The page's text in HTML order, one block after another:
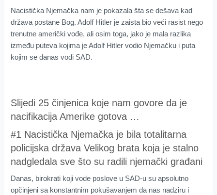
Nacistička Njemačka nam je pokazala šta se dešava kad
država postane Bog. Adolf Hitler je zaista bio veći rasist nego
trenutne američki vođe, ali osim toga, jako je mala razlika
između puteva kojima je Adolf Hitler vodio Njemačku i puta
kojim se danas vodi SAD.
Slijedi 25 činjenica koje nam govore da je
nacifikacija Amerike gotova …
#1 Nacistička Njemačka je bila totalitarna
policijska država Velikog brata koja je stalno
nadgledala sve što su radili njemački građani
Danas, birokrati koji vode poslove u SAD-u su apsolutno
opčinjeni sa konstantnim pokušavanjem da nas nadziru i